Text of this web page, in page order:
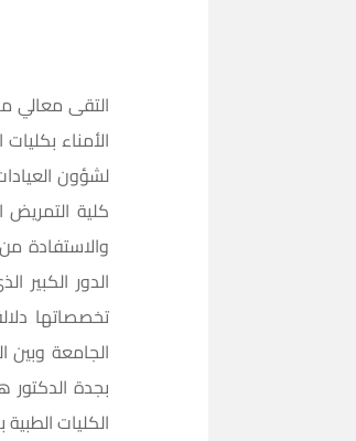
الأمناء
لشؤون
كلية
والاستفادة
الدور
تخصصاتها
الجامعة وبين
بجدة
الكليات